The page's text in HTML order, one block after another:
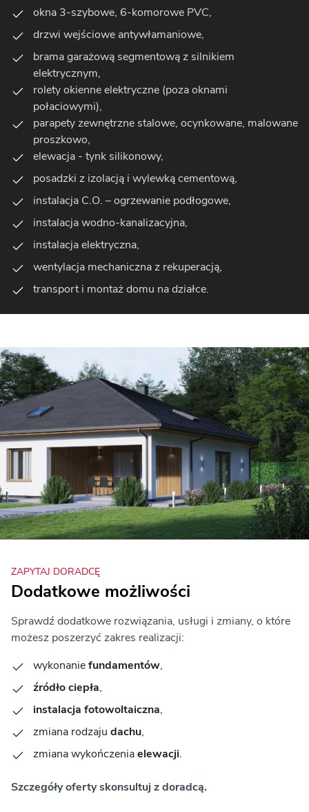
okna 3-szybowe, 6-komorowe PVC,
drzwi wejściowe antywłamaniowe,
brama garażową segmentową z silnikiem
elektrycznym,
rolety okienne elektryczne (poza oknami
połaciowymi),
parapety zewnętrzne stalowe, ocynkowane, malowane
proszkowo,
elewacja - tynk silikonowy,
posadzki z izolacją i wylewką cementową,
instalacja C.O. – ogrzewanie podłogowe,
instalacja wodno-kanalizacyjna,
instalacja elektryczna,
wentylacja mechaniczna z rekuperacją,
transport i montaż domu na działce.
ZAPYTAJ DORADCĘ
Dodatkowe możliwości
Sprawdź dodatkowe rozwiązania, usługi i zmiany, o które
możesz poszerzyć zakres realizacji:
wykonaniefundamentów,
źródło ciepła,
instalacja fotowoltaiczna,
zmiana rodzaju dachu,
zmiana wykończeniaelewacji.
Szczegóły oferty skonsultuj z doradcą.